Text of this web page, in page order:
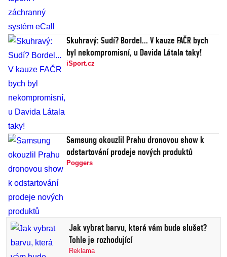
Skuhravý: Sudí? Bordel... V kauze FAČR bych
byl nekompromisní, u Davida Látala taky!
iSport.cz
Samsung okouzlil Prahu dronovou show k
odstartování prodeje nových produktů
Poggers
Jak vybrat barvu, která vám bude slušet?
Tohle je rozhodující
Reklama